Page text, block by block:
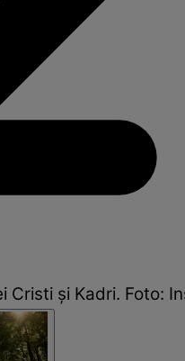
Cristi și Kadri. Foto: